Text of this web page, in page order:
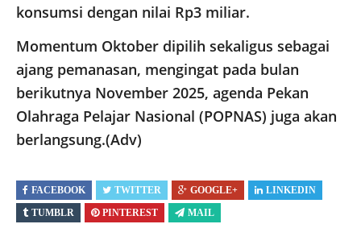
konsumsi dengan nilai Rp3 miliar.
Momentum Oktober dipilih sekaligus sebagai
ajang pemanasan, mengingat pada bulan
berikutnya November 2025, agenda Pekan
Olahraga Pelajar Nasional (POPNAS) juga akan
berlangsung.(Adv)
FACEBOOK TWITTER GOOGLE+
LINKEDIN
TUMBLR
PINTEREST MAIL